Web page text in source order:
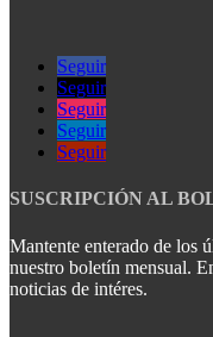
Seguir
Seguir
Seguir
Seguir
Seguir
SUSCRIPCIÓN AL
Mantente enterado de los
nuestro boletín mensual.
noticias de intéres.